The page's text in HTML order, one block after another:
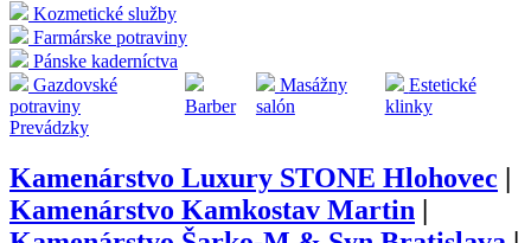
Kozmetické služby
Farmárske potraviny
Pánske kaderníctva
Gazdovské
potraviny
Barber
Masážny
salón
Estetické
klinky
Prevádzky
Kamenárstvo Luxury STONE Hlohovec
Kamenárstvo Kamkostav Martin